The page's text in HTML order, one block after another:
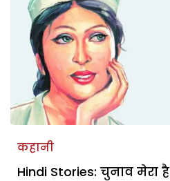
कहानी
Hindi Stories: चुनाव मेरा है